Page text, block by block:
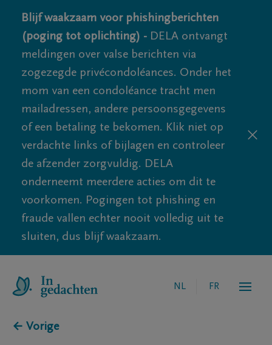
Blijf waakzaam voor phishingberichten
(poging tot oplichting) - DELA ontvangt
meldingen over valse berichten via
zogezegde privécondoléances. Onder het
mom van een condoléance tracht men
mailadressen, andere persoonsgegevens
of een betaling te bekomen. Klik niet op
verdachte links of bijlagen en controleer
de afzender zorgvuldig. DELA
onderneemt meerdere acties om dit te
voorkomen. Pogingen tot phishing en
fraude vallen echter nooit volledig uit te
sluiten, dus blijf waakzaam.
NL FR
← Vorige